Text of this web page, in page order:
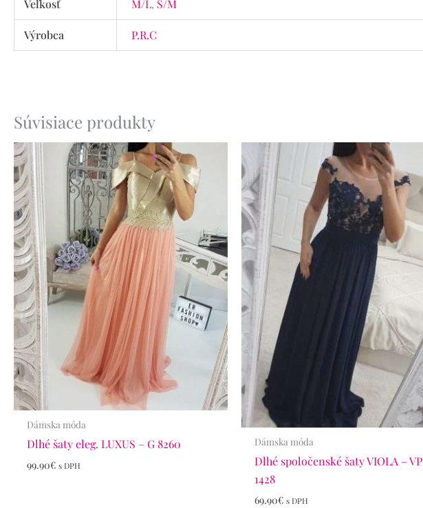
Veľkosť M/L, S/M
Výrobca P.R.C
Súvisiace produkty
Dámska móda
Dlhé šaty eleg. LUXUS – G 8260
99.90€ s DPH
Dámska móda
Dlhé spoločenské šaty VIOLA – VP
1428
69.90€ s DPH